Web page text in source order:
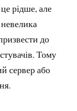
рідше, але
до
Тому
сервер або